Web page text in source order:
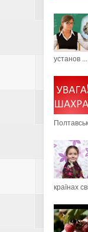
установ ...
країнах